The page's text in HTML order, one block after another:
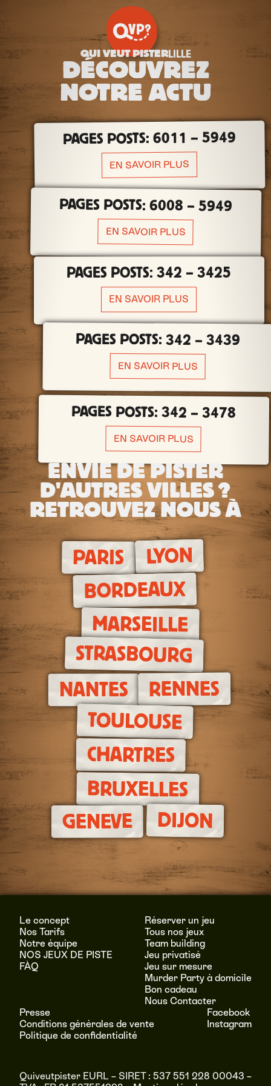
QUI VEUT PISTERLILLE
DÉCOUVREZ
NOTRE ACTU
PAGES POSTS: 6011 – 5949
EN SAVOIR PLUS
PAGES POSTS: 6008 – 5949
EN SAVOIR PLUS
PAGES POSTS: 342 – 3425
EN SAVOIR PLUS
PAGES POSTS: 342 – 3439
EN SAVOIR PLUS
PAGES POSTS: 342 – 3478
EN SAVOIR PLUS
ENVIE DE PISTER
D'AUTRES VILLES ?
RETROUVEZ NOUS À
PARIS LYON
BORDEAUX
MARSEILLE
STRASBOURG
NANTES RENNES
TOULOUSE
CHARTRES
BRUXELLES
GENEVE DIJON
Le concept
Nos Tarifs
Notre équipe
NOS JEUX DE PISTE
FÀQ
Réserver un jeu
Tous nos jeux
Team building
Jeu privatisé
Jeu sur mesure
Murder Party à domicile
Bon cadeau
Nous Contacter
Presse
Conditions générales de vente
Politique de confidentialité
Facebook
Instagram
Quiveutpister EURL – SIRET : 537 551 228 00043 –